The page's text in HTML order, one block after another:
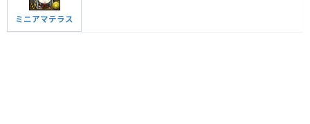
ミニアマテラス